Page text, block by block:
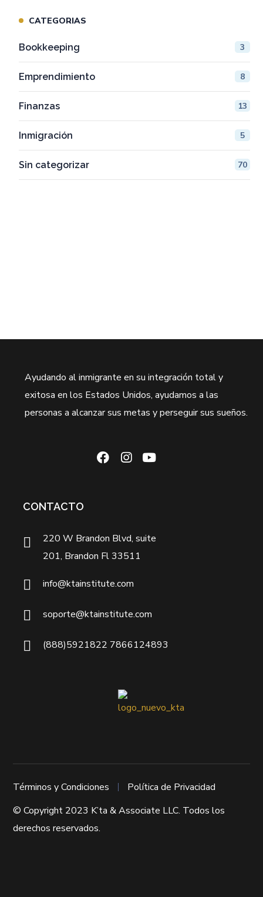
CATEGORIAS
Bookkeeping 3
Emprendimiento 8
Finanzas 13
Inmigración 5
Sin categorizar 70
Ayudando al inmigrante en su integración total y
exitosa en los Estados Unidos, ayudamos a las
personas a alcanzar sus metas y perseguir sus sueños.
CONTACTO
220 W Brandon Blvd, suite
201, Brandon Fl 33511
info@ktainstitute.com
soporte@ktainstitute.com
(888)5921822 7866124893
Términos y Condiciones
Política de Privacidad
© Copyright 2023 K’ta & Associate LLC. Todos los
derechos reservados.